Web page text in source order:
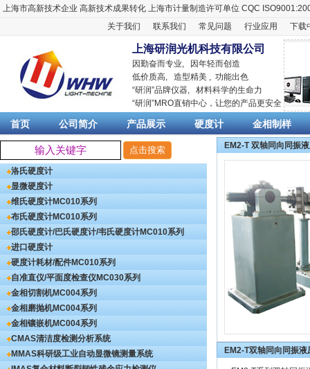
上海市高新技术企业 高新技术成果转化 上海市计量制造许可单位 CQC
关于我们
联系我们 常见问题 行业应用 下载
上海研润光机科技有限公司
因勤奋而专业, 因年轻而创造
低价质高, 造型精美 , 功能出色
“研润”品牌仪器, 材料科学的生命力
“研润”MRO直销中心，让您的产品更安全
首页 公司简介 产品展示 硬度计 金相制样
洛氏硬度计
显微硬度计
维氏硬度计MC010系列
布氏硬度计MC010系列
邵氏硬度计/巴氏硬度计/韦氏硬度计MC010系列
进口硬度计
硬度计耗材/配件MC010系列
自准直仪/平面度检查仪MC030系列
金相切割机MC004系列
金相磨抛机MC004系列
金相镶嵌机MC004系列
CMAS清洁度检测分析系统
MMAS科研级工业自动显微镜测量系统
EM2-T 双轴同向同振
EM2-T双轴同向同振